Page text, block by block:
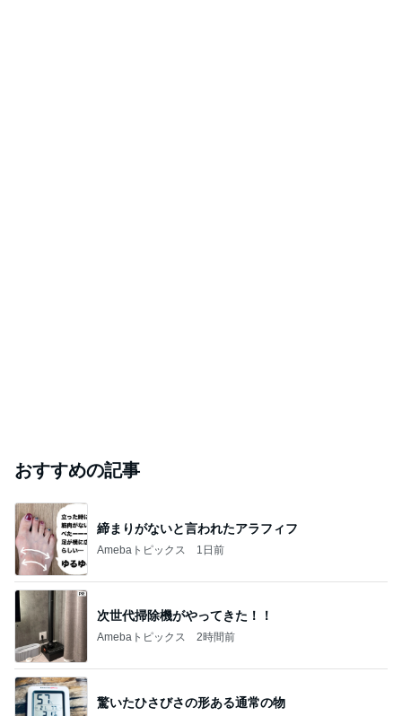
おすすめの記事
締まりがないと言われたアラフィフ
Amebaトピックス 1日前
次世代掃除機がやってきた！！
Amebaトピックス 2時間前
驚いたひさびさの形ある通常の物